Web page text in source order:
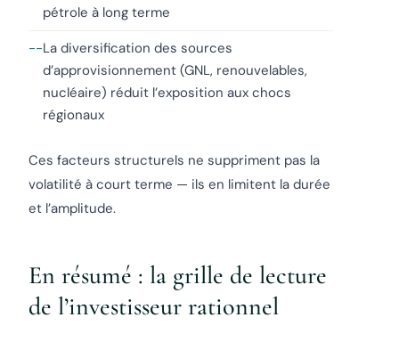
pétrole à long terme
La diversification des sources
d’approvisionnement (GNL, renouvelables,
nucléaire) réduit l’exposition aux chocs
régionaux
Ces facteurs structurels ne suppriment pas la
volatilité à court terme — ils en limitent la durée
et l’amplitude.
En résumé : la grille de lecture
de l’investisseur rationnel